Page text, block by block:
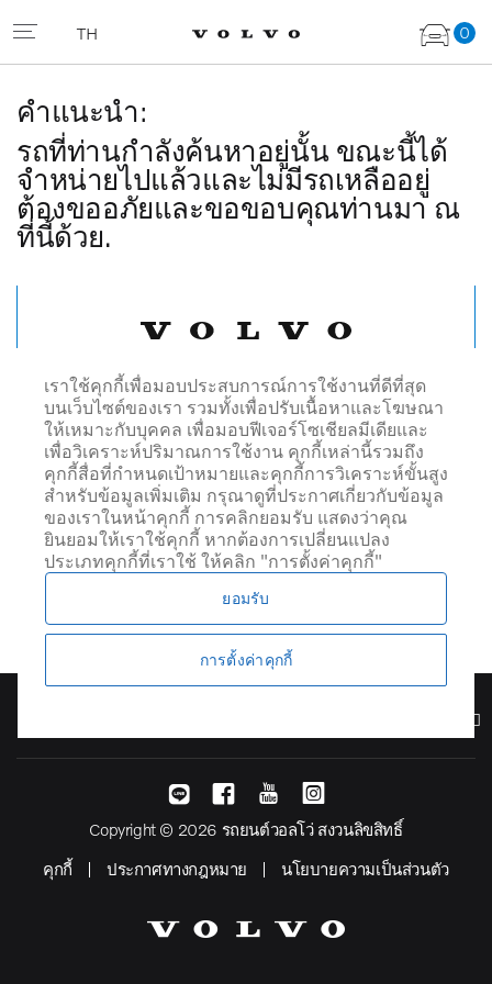
0
TH
คำแนะนำ:
รถที่ท่านกำลังค้นหาอยู่นั้น ขณะนี้ได้
จำหน่ายไปแล้วและไม่มีรถเหลืออยู่
ต้องขออภัยและขอขอบคุณท่านมา ณ
ที่นี้ด้วย.
Copyright © 2026 รถยนต์วอลโว่ สงวนลิขสิทธิ์
คุกกี้
ประกาศทางกฎหมาย นโยบายความเป็นส่วนตัว
เราใช้คุกกี้เพื่อมอบประสบการณ์การใช้งานที่ดีที่สุด
บนเว็บไซต์ของเรา รวมทั้งเพื่อปรับเนื้อหาและโฆษณา
ให้เหมาะกับบุคคล เพื่อมอบฟีเจอร์โซเชียลมีเดียและ
เพื่อวิเคราะห์ปริมาณการใช้งาน คุกกี้เหล่านี้รวมถึง
คุกกี้สื่อที่กำหนดเป้าหมายและคุกกี้การวิเคราะห์ขั้นสูง
สำหรับข้อมูลเพิ่มเติม กรุณาดูที่ประกาศเกี่ยวกับข้อมูล
ของเราในหน้าคุกกี้ การคลิกยอมรับ แสดงว่าคุณ
ยินยอมให้เราใช้คุกกี้ หากต้องการเปลี่ยนแปลง
ประเภทคุกกี้ที่เราใช้ ให้คลิก "การตั้งค่าคุกกี้"
ยอมรับ
การตั้งค่าคุกกี้